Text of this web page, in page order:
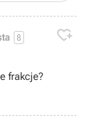
8 
frakcje?